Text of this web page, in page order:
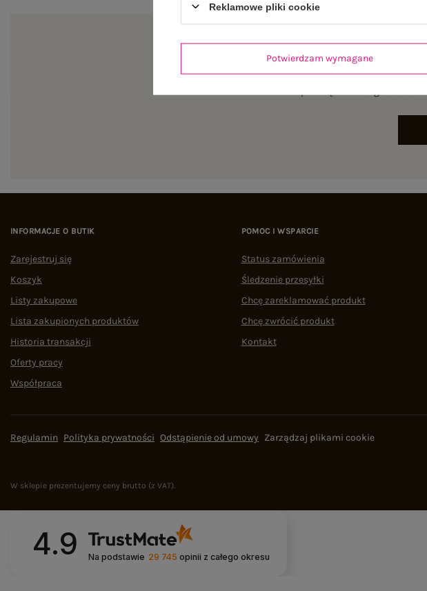
INFORMACJE O BUTIK
Zarejestruj się
Koszyk
Listy zakupowe
Lista zakupionych produktów
Historia transakcji
Oferty pracy
Współpraca
POMOC I WSPARCIE
Status zamówienia
Śledzenie przesyłki
Chcę zareklamować produkt
Chcę zwrócić produkt
Kontakt
Regulamin Polityka prywatności Odstąpienie od umowy Zarządzaj plikami cookie
W sklepie prezentujemy ceny brutto (z VAT).
4.9 Na podstawie 29 745 opinii z całego okresu
Reklamowe pliki cookie
Potwierdzam wymagane